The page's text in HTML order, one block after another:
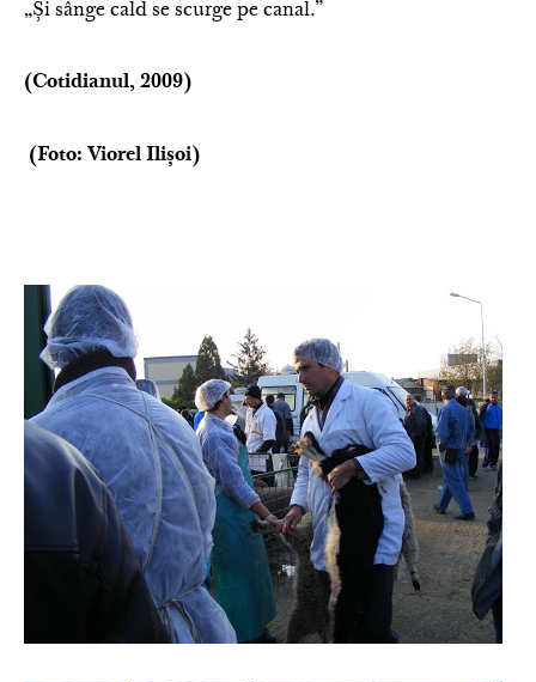
„Și sânge cald se scurge pe canal.”
(Cotidianul, 2009)
(Foto: Viorel Ilișoi)